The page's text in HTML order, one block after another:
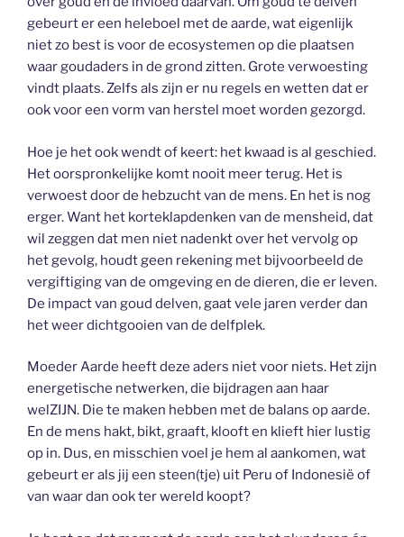
gebeurt er een heleboel met de aarde, wat eigenlijk
niet zo best is voor de ecosystemen op die plaatsen
waar goudaders in de grond zitten. Grote verwoesting
vindt plaats. Zelfs als zijn er nu regels en wetten dat er
ook voor een vorm van herstel moet worden gezorgd.
Hoe je het ook wendt of keert: het kwaad is al geschied.
Het oorspronkelijke komt nooit meer terug. Het is
verwoest door de hebzucht van de mens. En het is nog
erger. Want het korteklapdenken van de mensheid, dat
wil zeggen dat men niet nadenkt over het vervolg op
het gevolg, houdt geen rekening met bijvoorbeeld de
vergiftiging van de omgeving en de dieren, die er leven.
De impact van goud delven, gaat vele jaren verder dan
het weer dichtgooien van de delfplek.
Moeder Aarde heeft deze aders niet voor niets. Het zijn
energetische netwerken, die bijdragen aan haar
welZIJN. Die te maken hebben met de balans op aarde.
En de mens hakt, bikt, graaft, klooft en klieft hier lustig
op in. Dus, en misschien voel je hem al aankomen, wat
gebeurt er als jij een steen(tje) uit Peru of Indonesië of
van waar dan ook ter wereld koopt?